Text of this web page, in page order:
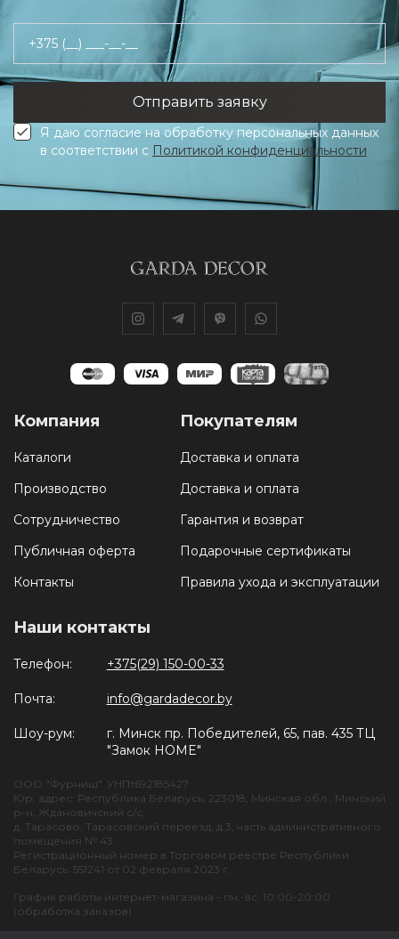
+375 (__) ___-__-__
Я даю согласие на обработку персональных данных
в соответствии с Политикой конфиденциальности
Компания
Каталоги
Производство
Сотрудничество
Публичная оферта
Контакты
Покупателям
Доставка и оплата
Доставка и оплата
Гарантия и возврат
Подарочные сертификаты
Правила ухода и эксплуатации
Наши контакты
Телефон: +375(29) 150-00-33
Почта: info@gardadecor.by
Шоу-рум:
г. Минск пр. Победителей, 65, пав. 435 ТЦ
"Замок HOME"
ООО "Фурниш". УНПт692185427
Юр. адрес: Республика Беларусь, 223018, Минская обл., Минский
р-н, Ждановичский с/с,
д. Тарасово, Тарасовский переезд, д.3, часть административного
помещения № 43.
Регистрационный номер в Торговом реестре Республики
Беларусь: 551241 от 02 февраля 2023 г.
График работы интернет-магазина - пн.-вс. 10:00-20:00
(обработка заказов)